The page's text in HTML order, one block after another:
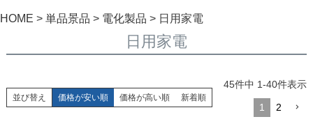
HOME 単品景品 電化製品 日用家電
日用家電
並び替え 価格が安い順 価格が高い順 新着順
45件中 1-40件表示
1 2